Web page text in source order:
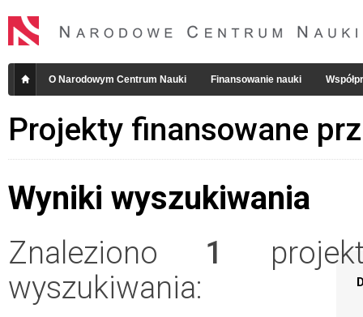
O Narodowym Centrum Nauki Finansowanie nauki
Projekty finansowane
Wyniki wyszukiwania
Znaleziono 1
wyszukiwania: